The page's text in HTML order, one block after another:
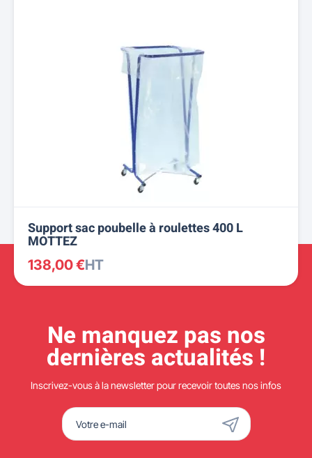
Support sac poubelle à roulettes 400 L
MOTTEZ
138,00 €HT
Ne manquez pas nos
dernières actualités !
Inscrivez-vous à la newsletter pour recevoir toutes nos infos